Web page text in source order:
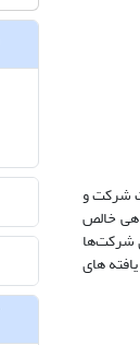
شرکت و
خالص
شرکت‌ها
یافته های